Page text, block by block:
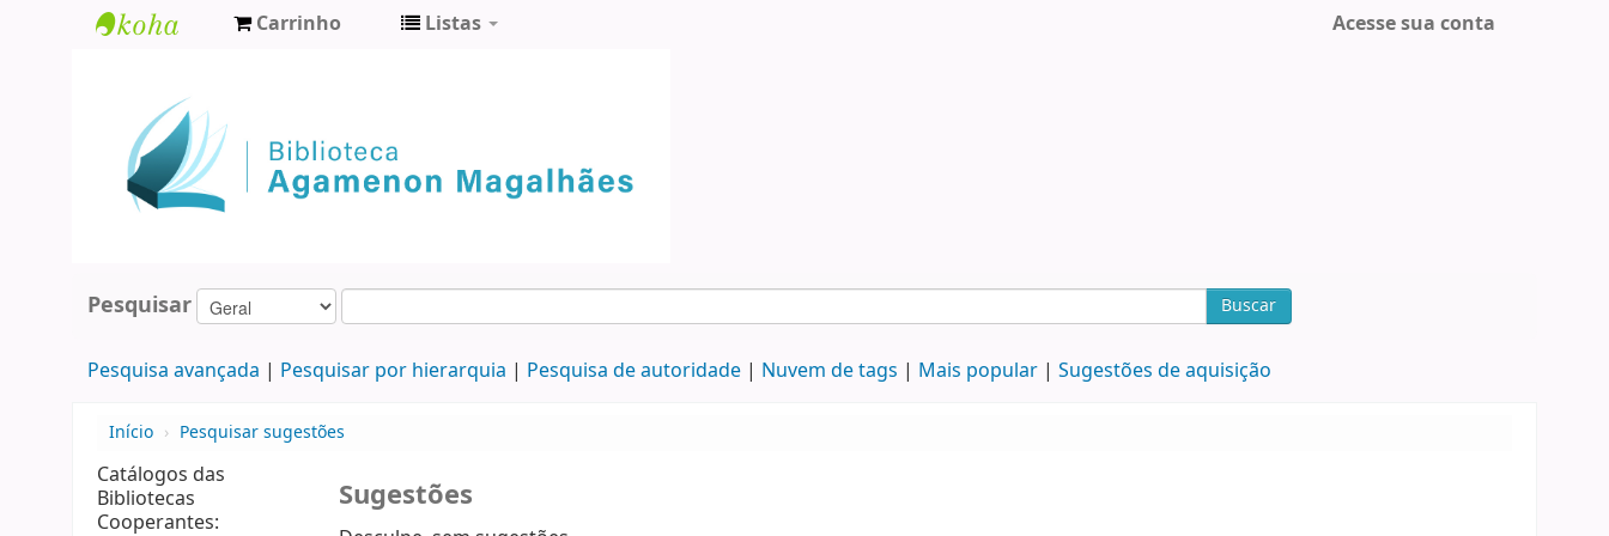
Agamenon
Magalhães
Carrinho Listas Acesse sua conta
Pesquisar Buscar
Pesquisa avançada Pesquisar por hierarquia Pesquisa de autoridade Nuvem de tags Mais popular Sugestões de aquisição
Início › Pesquisar sugestões
Catálogos das
Bibliotecas
Cooperantes:
Sugestões